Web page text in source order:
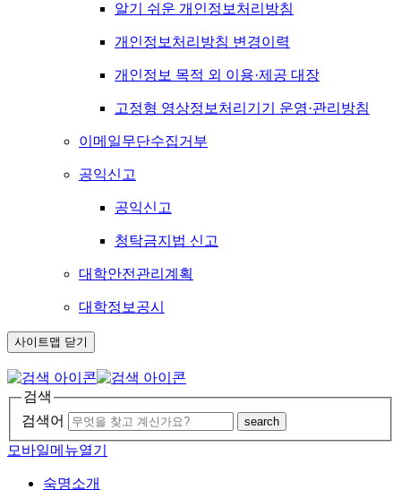
알기 쉬운 개인정보처리방침
개인정보처리방침 변경이력
개인정보 목적 외 이용·제공 대장
고정형 영상정보처리기기 운영·관리방침
이메일무단수집거부
공익신고
공익신고
청탁금지법 신고
대학안전관리계획
대학정보공시
사이트맵 닫기
검색
검색어
search
모바일메뉴열기
숙명소개